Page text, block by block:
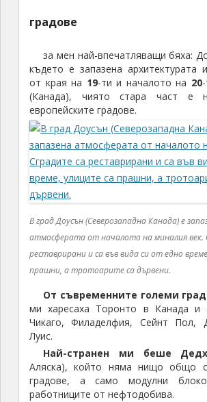
градове
за мен най-впечатляващи бяха:
където е запазена архитектурата
от края на 19-ти и началото на 20
(Канада), чиято стара част е
европейските градове.
В град Доусън (Северозападна Канада) е
атмосферата от началото на миналия век.
реставрирани и са във вида си от едно
прашни, а тротоарите са дървени.
От съвременните големи
ми харесаха Торонто в Канада и
Чикаго, Филаделфия, Сейнт Пол,
Луис.
Най-странен ми беше
Аляска), който няма нищо общо с
градове, а само модулни
работниците от нефтодобива.